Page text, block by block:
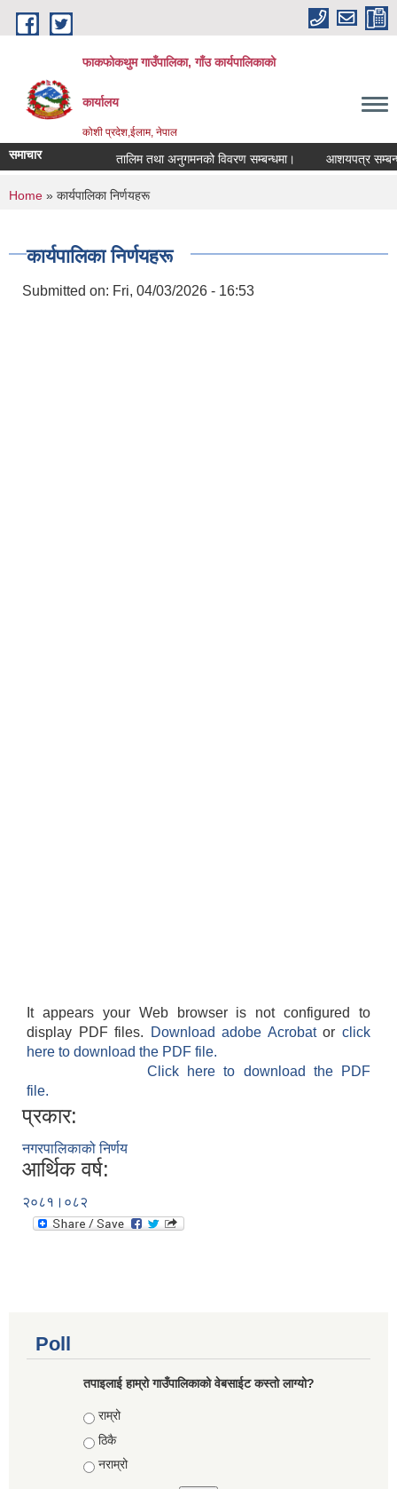
Skip to main content
फाकफोकथुम गाउँपालिका, गाँउ कार्यपालिकाको
कार्यालय
कोशी प्रदेश,ईलाम, नेपाल
समाचार तालिम तथा अनुगमनको विवरण सम्बन्धमा। आशयपत्र सम्बन्धी
You are here
Home » कार्यपालिका निर्णयहरू
कार्यपालिका निर्णयहरू
Submitted on: Fri, 04/03/2026 - 16:53
It appears your Web browser is not configured to
display PDF files.
Download adobe Acrobatorclick
here to download the PDF file.
Click here to download the PDF
file.
प्रकार:
नगरपालिकाको निर्णय
आर्थिक वर्ष:
२०८१।०८२
Poll
तपाइलाई हाम्रो गाउँपालिकाको वेबसाईट कस्तो लाग्यो?
Choices
राम्रो
ठिकै
नराम्रो